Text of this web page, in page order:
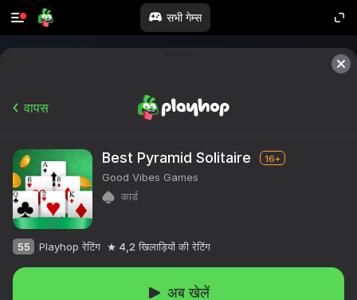
सभी गेम्स
वापस
Best Pyramid Solitaire 16+
Good Vibes Games
कार्ड
55 Playhop रेटिंग 4,2 खिलाड़ियों की रेटिंग
अब खेलें